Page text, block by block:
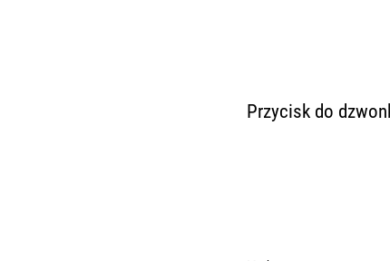
Przycisk do